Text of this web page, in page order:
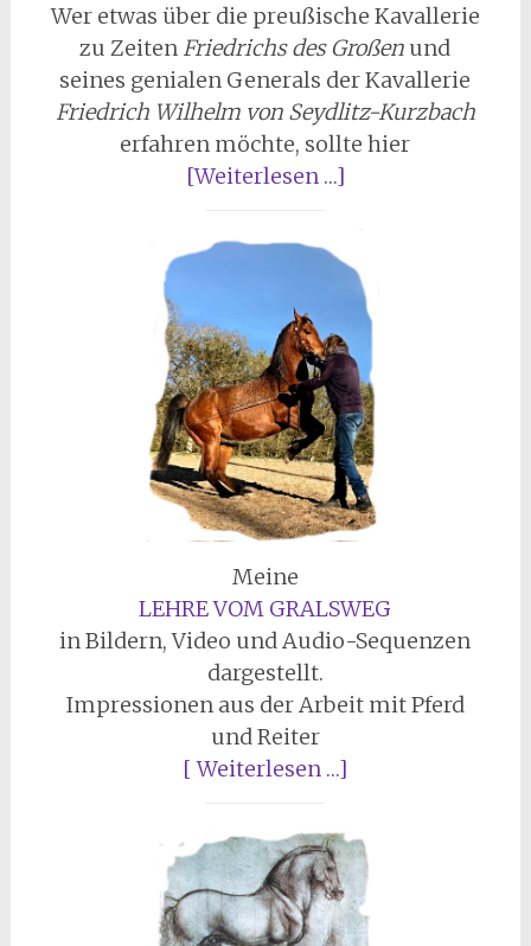
Wer etwas über die preußische Kavallerie
zu Zeiten Friedrichs des Großen und
seines genialen Generals der Kavallerie
Friedrich Wilhelm von Seydlitz-Kurzbach
erfahren möchte, sollte hier
[Weiterlesen …]
Meine
LEHRE VOM GRALSWEG
in Bildern, Video und Audio-Sequenzen
dargestellt.
Impressionen aus der Arbeit mit Pferd
und Reiter
[ Weiterlesen …]